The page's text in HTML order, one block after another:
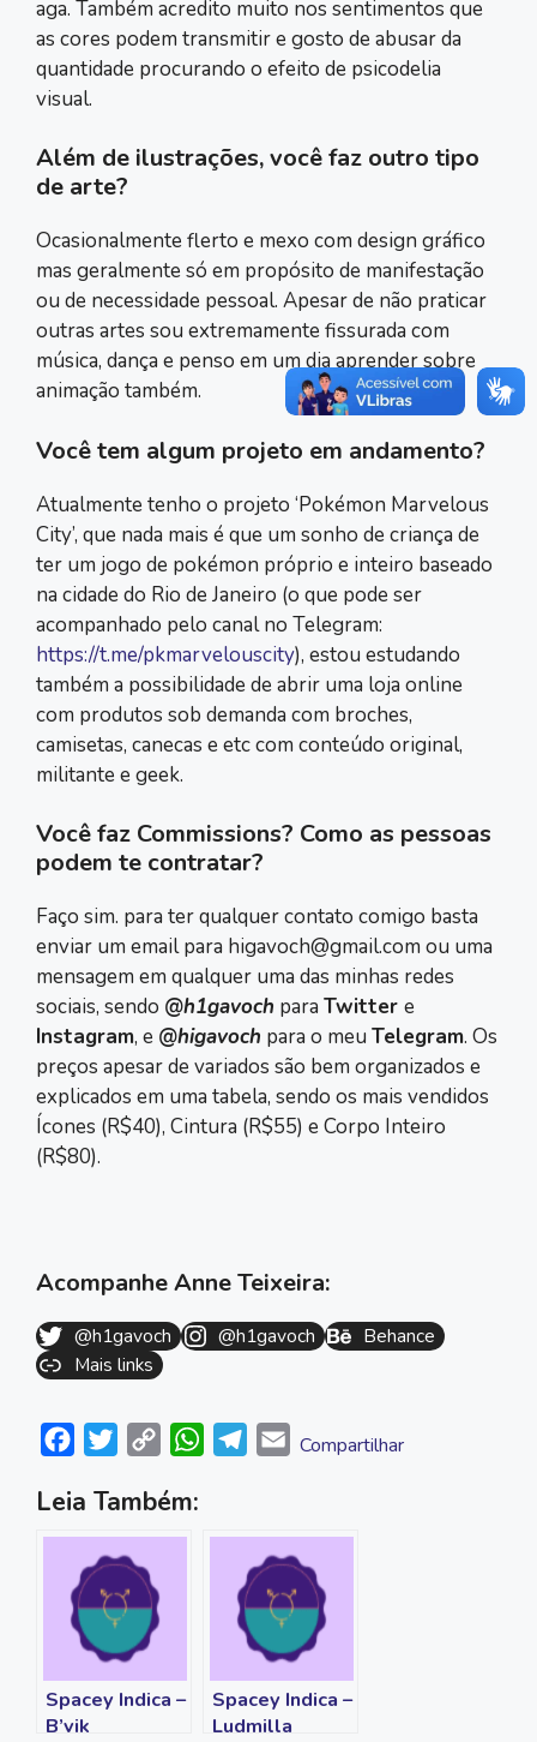
aga. Também acredito muito nos sentimentos que
as cores podem transmitir e gosto de abusar da
quantidade procurando o efeito de psicodelia
visual.
Além de ilustrações, você faz outro tipo
de arte?
Ocasionalmente flerto e mexo com design gráfico
mas geralmente só em propósito de manifestação
ou de necessidade pessoal. Apesar de não praticar
outras artes sou extremamente fissurada com
música, dança e penso em um dia aprender sobre
animação também.
Você tem algum projeto em andamento?
Atualmente tenho o projeto ‘Pokémon Marvelous
City’, que nada mais é que um sonho de criança de
ter um jogo de pokémon próprio e inteiro baseado
na cidade do Rio de Janeiro (o que pode ser
acompanhado pelo canal no Telegram:
https://t.me/pkmarvelouscity), estou estudando
também a possibilidade de abrir uma loja online
com produtos sob demanda com broches,
camisetas, canecas e etc com conteúdo original,
militante e geek.
Você faz Commissions? Como as pessoas
podem te contratar?
Faço sim. para ter qualquer contato comigo basta
enviar um email para higavoch@gmail.com ou uma
mensagem em qualquer uma das minhas redes
sociais, sendo @h1gavoch para Twitter e
Instagram, e @higavoch para o meu Telegram. Os
preços apesar de variados são bem organizados e
explicados em uma tabela, sendo os mais vendidos
Ícones (R$40), Cintura (R$55) e Corpo Inteiro
(R$80).
Acompanhe Anne Teixeira:
@h1gavoch @h1gavoch
Behance
Mais links
c
e
b
o
o
k
i
t
t
e
p
y
k
W
t
p
e
g
r
a
m
E
i
l
Compartilhar
Leia Também:
Spacey Indica –
B’vik
Spacey Indica –
Ludmilla